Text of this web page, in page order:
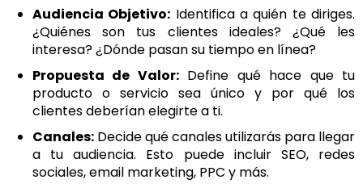
Audiencia Objetivo: Identifica a quién te diriges.
¿Quiénes son tus clientes ideales? ¿Qué les
interesa? ¿Dónde pasan su tiempo en línea?
Propuesta de Valor:Define qué hace que tu
producto o servicio sea único y por qué los
clientes deberían elegirte a ti.
Canales: Decide qué canales utilizarás para llegar
a tu audiencia. Esto puede incluir SEO, redes
sociales, email marketing, PPC y más.